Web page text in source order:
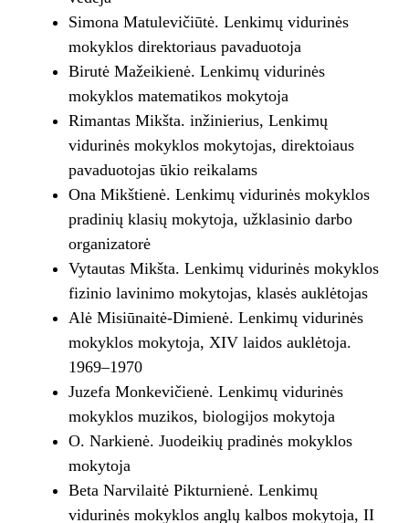
Simona Matulevičiūtė. Lenkimų vidurinės
mokyklos direktoriaus pavaduotoja
Birutė Mažeikienė. Lenkimų vidurinės
mokyklos matematikos mokytoja
Rimantas Mikšta. inžinierius, Lenkimų
vidurinės mokyklos mokytojas, direktoiaus
pavaduotojas ūkio reikalams
Ona Mikštienė. Lenkimų vidurinės mokyklos
pradinių klasių mokytoja, užklasinio darbo
organizatorė
Vytautas Mikšta. Lenkimų vidurinės mokyklos
fizinio lavinimo mokytojas, klasės auklėtojas
Alė Misiūnaitė-Dimienė. Lenkimų vidurinės
mokyklos mokytoja, XIV laidos auklėtoja.
1969–1970
Juzefa Monkevičienė. Lenkimų vidurinės
mokyklos muzikos, biologijos mokytoja
O. Narkienė. Juodeikių pradinės mokyklos
mokytoja
Beta Narvilaitė Pikturnienė. Lenkimų
vidurinės mokyklos anglų kalbos mokytoja, II